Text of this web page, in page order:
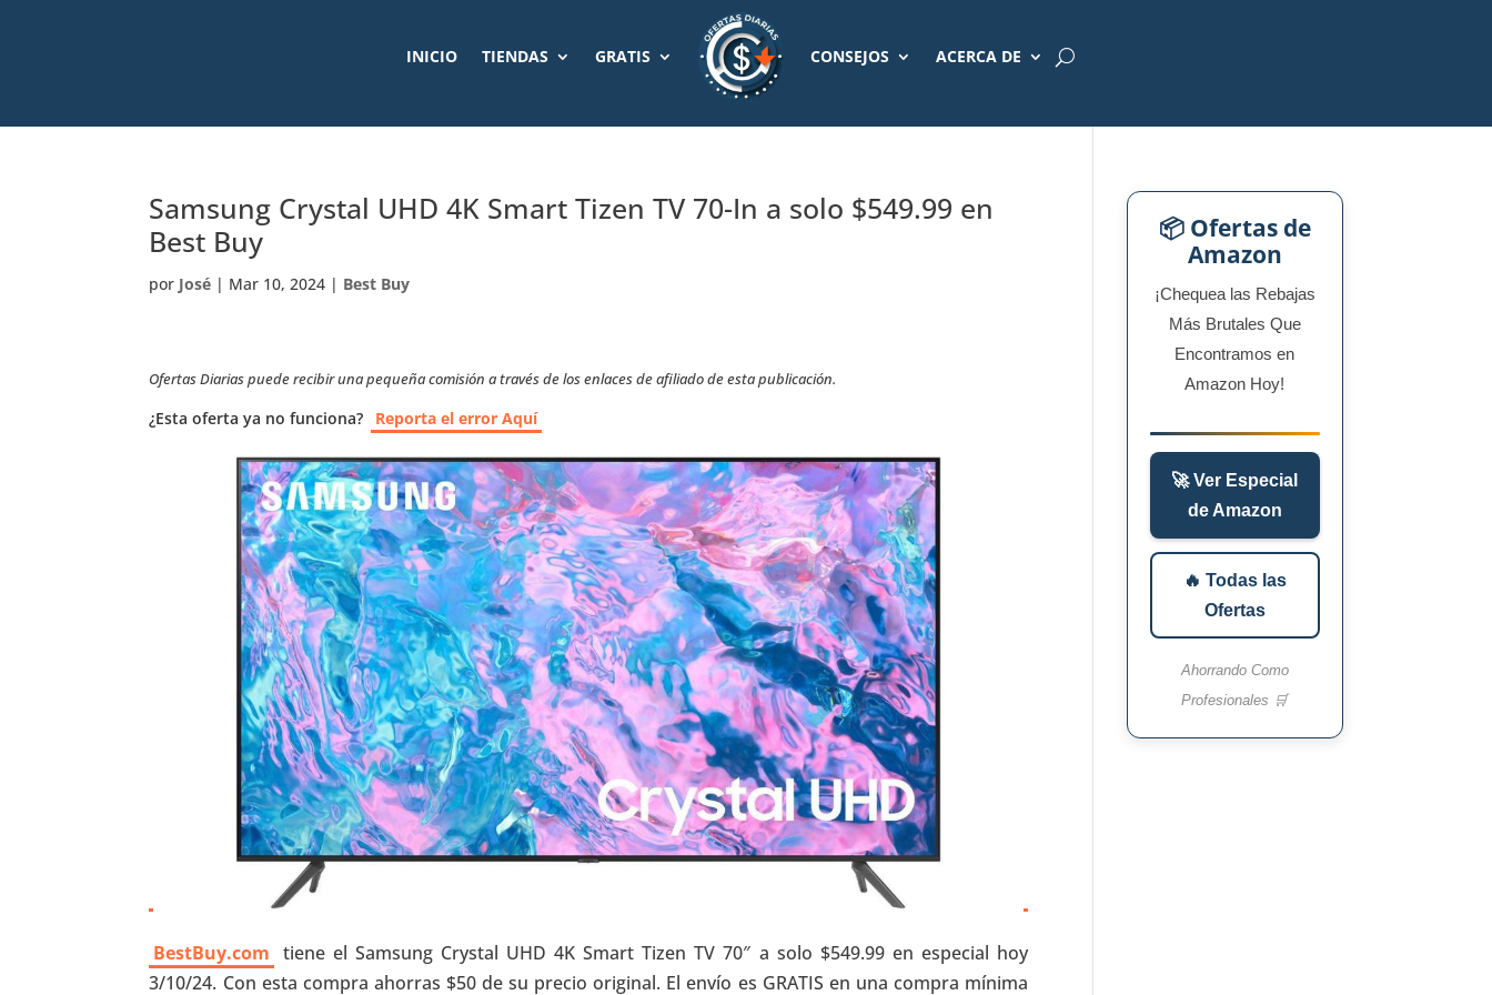
INICIO TIENDAS GRATIS CONSEJOS ACERCA DE
Samsung Crystal UHD 4K Smart Tizen TV 70-In a solo $549.99 en
Best Buy
por José | Mar 10, 2024 | Best Buy
Ofertas Diarias puede recibir una pequeña comisión a través de los enlaces de afiliado de esta publicación.
¿Esta oferta ya no funciona? Reporta el error Aquí
BestBuy.com tiene el Samsung Crystal UHD 4K Smart Tizen TV 70″ a solo $549.99 en especial hoy
3/10/24. Con esta compra ahorras $50 de su precio original. El envío es GRATIS en una compra mínima
📦 Ofertas de
Amazon
¡Chequea las Rebajas
Más Brutales Que
Encontramos en
Amazon Hoy!
🚀 Ver Especial
de Amazon
🔥 Todas las
Ofertas
Ahorrando Como
Profesionales 🛒